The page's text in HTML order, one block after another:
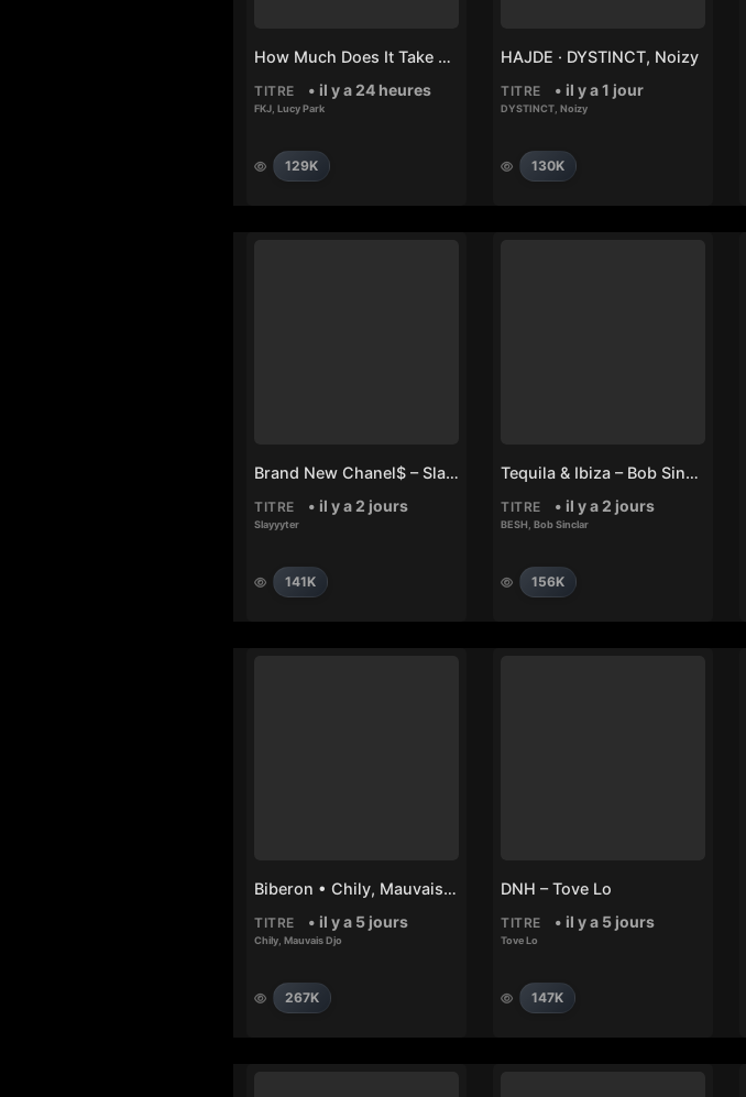
How Much Does It Take To Shift It All – FKJ, Lucy Park
TITRE • il y a 24 heures
FKJ Lucy Park
129K
HAJDE · DYSTINCT, Noizy
TITRE • il y a 1 jour
DYSTINCT Noizy
130K
Brand New Chanel$ – Slayyyter
TITRE • il y a 2 jours
Slayyyter
141K
Tequila & Ibiza – Bob Sinclar, BESH
TITRE • il y a 2 jours
BESH Bob Sinclar
156K
Biberon • Chily, Mauvais Djo
TITRE • il y a 5 jours
Chily Mauvais Djo
267K
DNH – Tove Lo
TITRE • il y a 5 jours
Tove Lo
147K